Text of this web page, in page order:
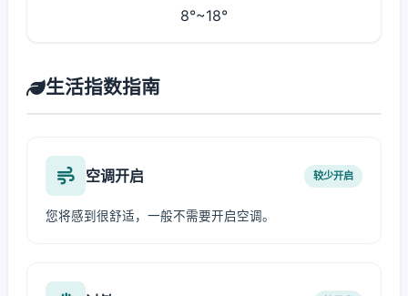
8°~18°
生活指数指南
空调开启 较少开启
您将感到很舒适，一般不需要开启空调。